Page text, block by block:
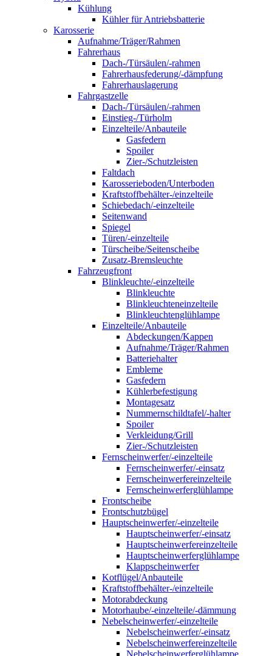
Kühlung
Kühler für Antriebsbatterie
Karosserie
Aufnahme/Träger/Rahmen
Fahrerhaus
Dach-/Türsäulen/-rahmen
Fahrerhausfederung/-dämpfung
Fahrerhauslagerung
Fahrgastzelle
Dach-/Türsäulen/-rahmen
Einstieg-/Türholm
Einzelteile/Anbauteile
Gasfedern
Spoiler
Zier-/Schutzleisten
Faltdach
Karosserieboden/Unterboden
Kraftstoffbehälter-/einzelteile
Schiebedach/-einzelteile
Seitenwand
Spiegel
Türen/-einzelteile
Türscheibe/Seitenscheibe
Zusatz-Bremsleuchte
Fahrzeugfront
Blinkleuchte/-einzelteile
Blinkleuchte
Blinkleuchteneinzelteile
Blinkleuchtenglühlampe
Einzelteile/Anbauteile
Abdeckungen/Kappen
Aufnahme/Träger/Rahmen
Batteriehalter
Embleme
Gasfedern
Kühlerbefestigung
Montagesatz
Nummernschildtafel/-halter
Spoiler
Verkleidung/Grill
Zier-/Schutzleisten
Fernscheinwerfer/-einzelteile
Fernscheinwerfer/-einsatz
Fernscheinwerfereinzelteile
Fernscheinwerferglühlampe
Frontscheibe
Frontschutzbügel
Hauptscheinwerfer/-einzelteile
Hauptscheinwerfer/-einsatz
Hauptscheinwerfereinzelteile
Hauptscheinwerferglühlampe
Klappscheinwerfer
Kotflügel/Anbauteile
Kraftstoffbehälter-/einzelteile
Motorabdeckung
Motorhaube/-einzelteile/-dämmung
Nebelscheinwerfer/-einzelteile
Nebelscheinwerfer/-einsatz
Nebelscheinwerfereinzelteile
Nebelscheinwerferglühlampe